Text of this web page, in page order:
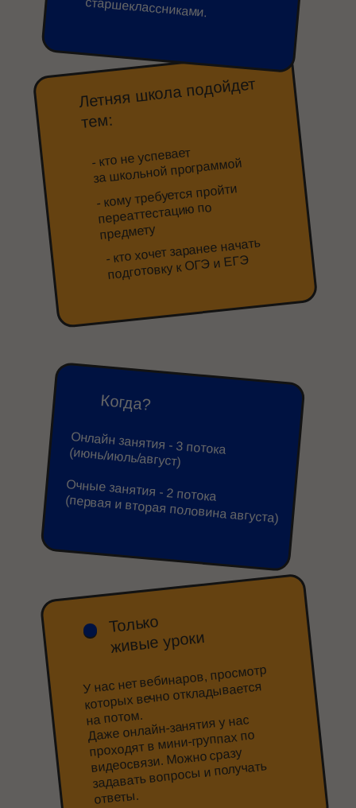
Летняя школа подойдет
тем:
- кто не успевает
за школьной программой
- кому требуется пройти
переаттестацию по
предмету
- кто хочет заранее начать
подготовку к ОГЭ и ЕГЭ
старшеклассниками.
Только
живые уроки
У нас нет вебинаров, просмотр
которых вечно откладывается
на потом.
Даже онлайн-занятия у нас
проходят в мини-группах по
видеосвязи. Можно сразу
задавать вопросы и получать
ответы.
Когда?
Онлайн занятия - 3 потока
(июнь/июль/август)
Очные занятия - 2 потока
(первая и вторая половина августа)